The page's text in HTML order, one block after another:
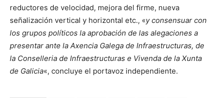
reductores de velocidad, mejora del firme, nueva
señalización vertical y horizontal etc., «y consensuar con
los grupos políticos la aprobación de las alegaciones a
presentar ante la Axencia Galega de Infraestructuras, de
la Conselleria de Infraestructuras e Vivenda de la Xunta
de Galicia«, concluye el portavoz independiente.